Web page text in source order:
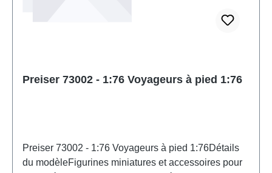
Preiser 73002 - 1:76 Voyageurs à pied 1:76
Preiser 73002 - 1:76 Voyageurs à pied 1:76Détails
du modèleFigurines miniatures et accessoires pour